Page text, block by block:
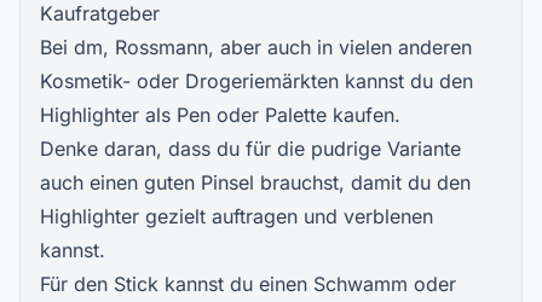
Kaufratgeber
Bei dm, Rossmann, aber auch in vielen anderen
Kosmetik- oder Drogeriemärkten kannst du den
Highlighter als Pen oder Palette kaufen.
Denke daran, dass du für die pudrige Variante
auch einen guten Pinsel brauchst, damit du den
Highlighter gezielt auftragen und verblenen
kannst.
Für den Stick kannst du einen Schwamm oder